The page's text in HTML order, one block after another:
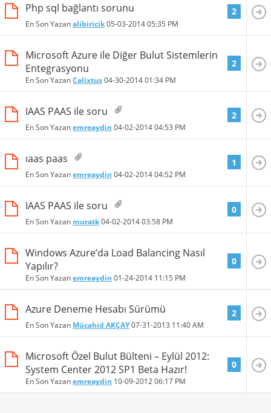
Php sql bağlantı sorunu
En Son Yazanalibiricik05-03-201405:35 PM
2
Microsoft Azure ile Diğer Bulut Sistemlerin
Entegrasyonu
En Son YazanCalixtus04-30-201401:34 PM
2
IAAS PAAS ile soru
En Son Yazanemreaydin 04-02-201404:53 PM
2
ıaas paas
En Son Yazanemreaydin 04-02-201404:52 PM
1
IAAS PAAS ile soru
En Son Yazan muratk04-02-201403:58 PM
0
Windows Azure’da Load Balancing Nasıl
Yapılır?
En Son Yazanemreaydin 01-24-2014 11:15 PM
0
Azure Deneme Hesabı Sürümü
En Son Yazan Mücahid AKÇAY07-31-2013 11:40 AM
2
Microsoft Özel Bulut Bülteni – Eylül 2012:
System Center 2012 SP1 Beta Hazır!
En Son Yazanemreaydin 10-09-201206:17 PM
0